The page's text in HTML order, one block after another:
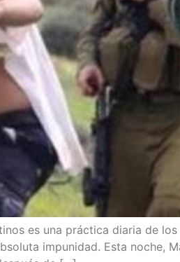
es una prác­ti­ca dia­ria de
impu­ni­dad. Esta noche,